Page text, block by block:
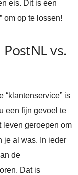
eis. Dit is een
om op te lossen!
vs.
“klantenservice” is
een fijn gevoel te
leven geroepen om
je al was. In ieder
de
Dat is